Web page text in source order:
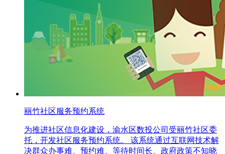
丽竹社区服务预约系统
为推进社区信息化建设，渝水区数投公司受丽竹社区委
托，开发社区服务预约系统。 该系统通过互联网技术解
决群众办事难、预约难、等待时间长、政府政策不知晓